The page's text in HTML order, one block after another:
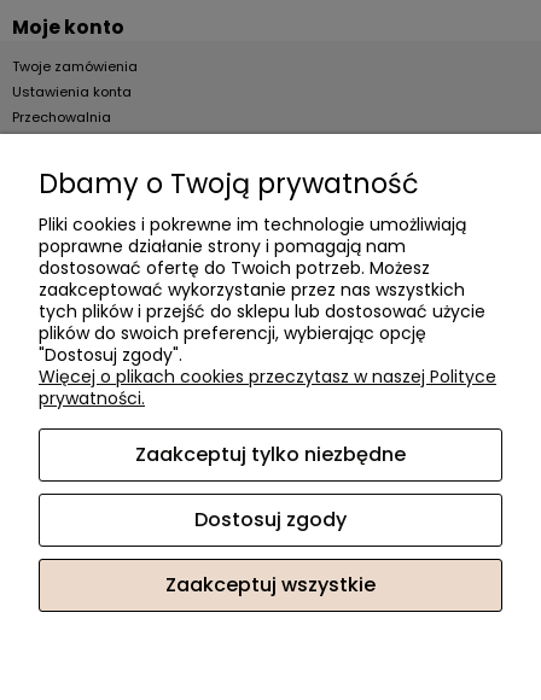
Moje konto
Twoje zamówienia
Ustawienia konta
Przechowalnia
Dla firm
O firmie
Informacje o firmie
Kontakt
dacter.pl
Akcesoria meblowe DAC TER | ul. Przepiórki 56, 02-410
Warszawa, woj. mazowieckie | E-mail:sklep@dacter.plTel.:
602677377| NIP: 5220052421 REGON: 012076264
Sklep internetowy Shoper.pl
Dbamy o Twoją prywatność
Pliki cookies i pokrewne im technologie umożliwiają
poprawne działanie strony i pomagają nam
dostosować ofertę do Twoich potrzeb. Możesz
zaakceptować wykorzystanie przez nas wszystkich
tych plików i przejść do sklepu lub dostosować użycie
plików do swoich preferencji, wybierając opcję
"Dostosuj zgody".
Więcej o plikach cookies przeczytasz w naszej Polityce
prywatności.
Zaakceptuj tylko niezbędne
Dostosuj zgody
Zaakceptuj wszystkie